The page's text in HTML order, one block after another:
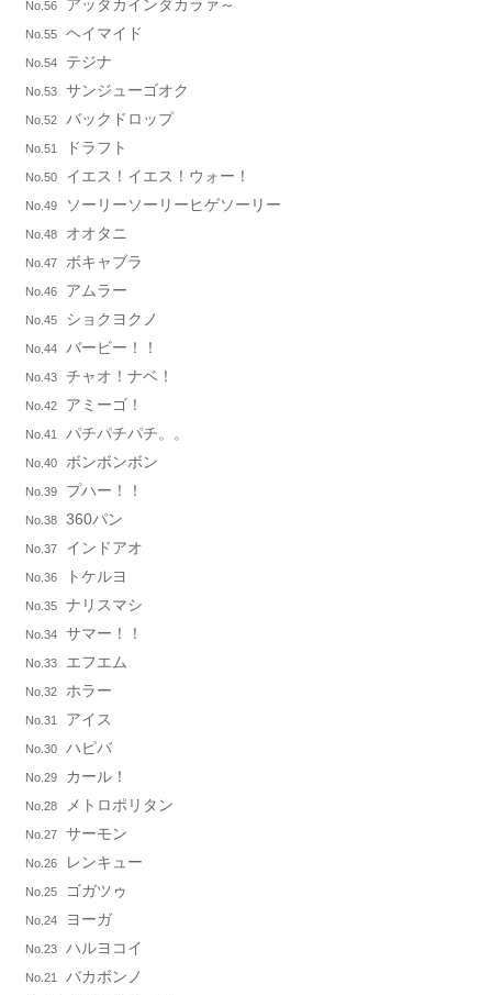
No.56 アッタカインダカラァ～
No.55 ヘイマイド
No.54 テジナ
No.53 サンジューゴオク
No.52 バックドロップ
No.51 ドラフト
No.50 イエス！イエス！ウォー！
No.49 ソーリーソーリーヒゲソーリー
No.48 オオタニ
No.47 ボキャブラ
No.46 アムラー
No.45 ショクヨクノ
No.44 バービー！！
No.43 チャオ！ナベ！
No.42 アミーゴ！
No.41 パチパチパチ。。
No.40 ボンボンボン
No.39 プハー！！
No.38 360パン
No.37 インドアオ
No.36 トケルヨ
No.35 ナリスマシ
No.34 サマー！！
No.33 エフエム
No.32 ホラー
No.31 アイス
No.30 ハピバ
No.29 カール！
No.28 メトロポリタン
No.27 サーモン
No.26 レンキュー
No.25 ゴガツゥ
No.24 ヨーガ
No.23 ハルヨコイ
No.21 バカボンノ